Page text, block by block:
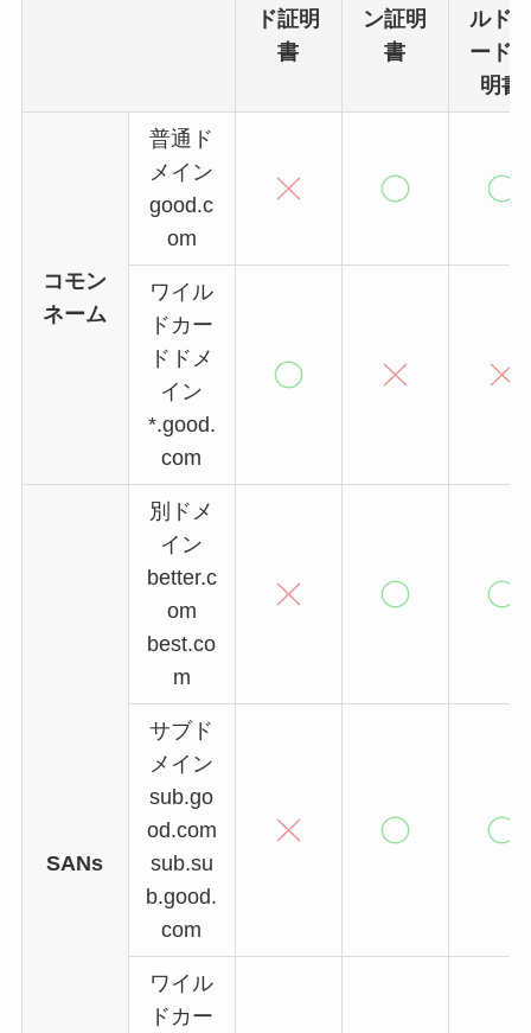
ド証明
書
ン証明
書
ルド
ード
明書
コモン
ネーム
普通ド
メイン
good.c
om
ワイル
ドカー
ドドメ
イン
*.good.
com
SANs
別ドメ
イン
better.c
om
best.co
m
サブド
メイン
sub.go
od.com
sub.su
b.good.
com
ワイル
ドカー